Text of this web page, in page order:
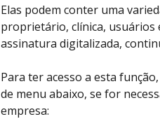
Elas podem conter uma
proprietário, clínica, usuários
assinatura digitalizada,
Para ter acesso a esta
de menu abaixo, se for
empresa: